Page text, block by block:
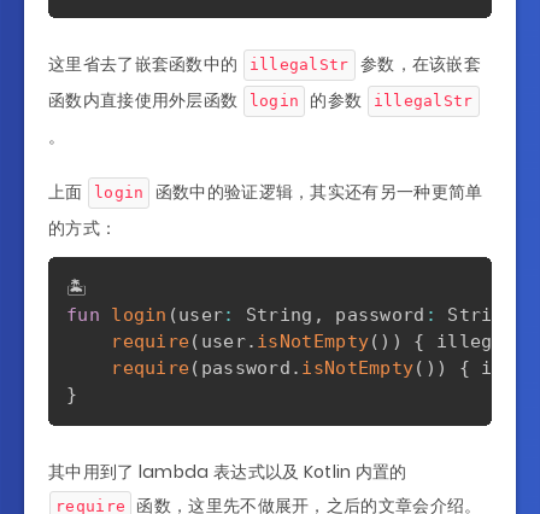
这里省去了嵌套函数中的 illegalStr
参数，在该嵌套
函数内直接使用外层函数
login 的参数 illegalStr
。
上面 login
函数中的验证逻辑，其实还有另一种更简单
的方式：
fun
login (user: String , password : String
require( user. isNotEmpty( ) ) {
require( password . isNotEmpty( ) ) {
}
其中用到了 lambda 表达式以及 Kotlin 内置的
require 函数，这里先不做展开，之后的文章会介绍。